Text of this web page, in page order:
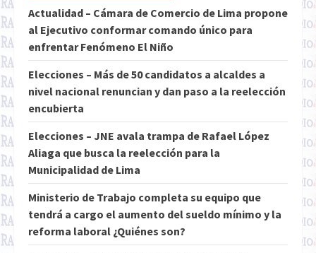
Actualidad – Cámara de Comercio de Lima propone
al Ejecutivo conformar comando único para
enfrentar Fenómeno El Niño
Elecciones – Más de 50 candidatos a alcaldes a
nivel nacional renuncian y dan paso a la reelección
encubierta
Elecciones – JNE avala trampa de Rafael López
Aliaga que busca la reelección para la
Municipalidad de Lima
Ministerio de Trabajo completa su equipo que
tendrá a cargo el aumento del sueldo mínimo y la
reforma laboral ¿Quiénes son?